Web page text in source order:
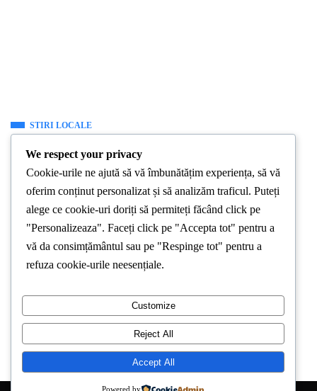
STIRI LOCALE
Atelierul de prelucrări mecanice de la
Colegiul Tehnic ”Mihail Sturdza” a fost
modernizat in urma unei investitii de
40.000 de Euro
Stirea De Iasi September 26, 2023
Învățământul tehnic profesional și academic are nevoie de
We respect your privacy
Cookie-urile ne ajută să vă îmbunătățim experiența, să vă
oferim conținut personalizat și să analizăm traficul. Puteți
alege ce cookie-uri doriți să permiteți făcând click pe
"Personalizeaza". Faceți click pe "Accepta tot" pentru a
vă da consimțământul sau pe "Respinge tot" pentru a
refuza cookie-urile neesențiale.
Customize
Reject All
Accept All
Powered by